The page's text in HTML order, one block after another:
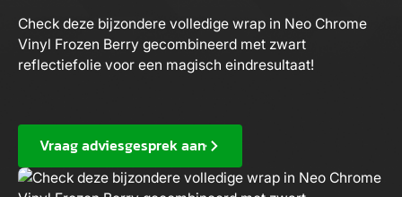
Check deze bijzondere volledige wrap in Neo Chrome
Vinyl Frozen Berry gecombineerd met zwart
reflectiefolie voor een magisch eindresultaat!
Vraag adviesgesprek aan